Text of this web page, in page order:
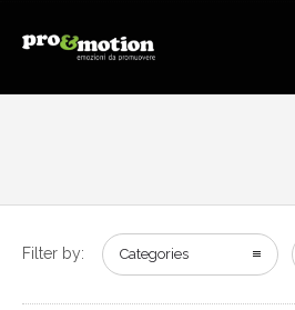
Filter by: Categories